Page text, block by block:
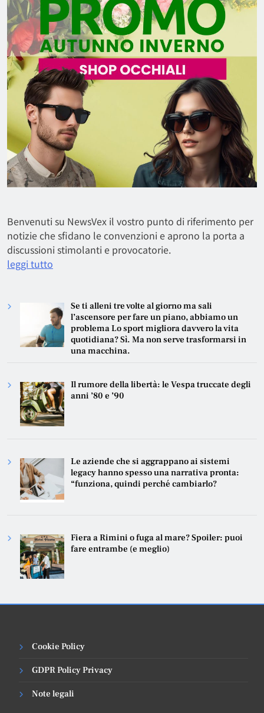
Benvenuti su NewsVex il vostro punto di riferimento per
notizie che sfidano le convenzioni e aprono la porta a
discussioni stimolanti e provocatorie.
leggi tutto
Se ti alleni tre volte al giorno ma sali
l’ascensore per fare un piano, abbiamo un
problema Lo sport migliora davvero la vita
quotidiana? Sì. Ma non serve trasformarsi in
una macchina.
Il rumore della libertà: le Vespa truccate degli
anni ’80 e ’90
Le aziende che si aggrappano ai sistemi
legacy hanno spesso una narrativa pronta:
“funziona, quindi perché cambiarlo?
Fiera a Rimini o fuga al mare? Spoiler: puoi
fare entrambe (e meglio)
Cookie Policy
GDPR Policy Privacy
Note legali